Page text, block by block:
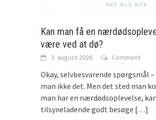
Kan man få en
være ved at dø?
3. august 2026 Comment
Okay, selvbesvarende spørgsmål
man ikke det. Men det sted man
man har en nærdødsoplevelse,
tilsyneladende godt besøge […]